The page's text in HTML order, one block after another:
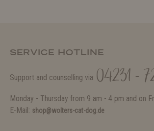
SERVICE HOTLINE
Support and counselling via: 04231 -
Monday - Thursday from 9 am - 4 pm and on
E-Mail: shop@wolters-cat-dog.de